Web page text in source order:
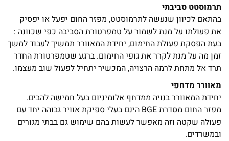
תרמוסטט סביבתי
בהתאם לכיוון שנעשה לתרמוסטט, מפזר החום יפעל או יפסיק
את פעולתו על מנת לשמור על טמפרטורת הסביבה כפי שכוונה :
בעת הפסקת פעולת החימום, יחידת המאוורר תמשיך לעבוד למשך
זמן מה על מנת לקרר את גופי החימום. ברגע שטמפרטורת החדר
תרד אל מתחת לרמה הרצויה, המכשיר יתחיל לפעול שוב מעצמו.
מאוורר מדחפי
יחידת המאוורר בנויה ממדחף אלומיניום בעל חמישה להבים.
מפזר החום מסדרת BGE הינם בעלי ספיקת אוויר גבוהה יחד עם
פעולה שקטה וזה מאפשר לעשות בהם שימוש גם בבתי מגורים
ובמשרדים.